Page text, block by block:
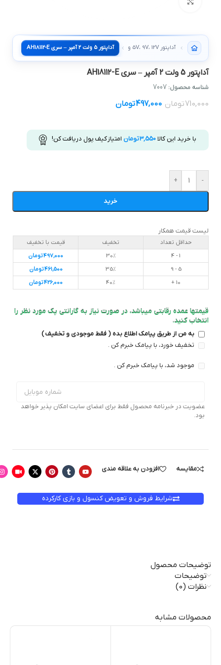
آداپتور 5V، 9V، 12V و بیشتر آداپتور 5 ولت 2 آمپر – سري AH18112-E
آداپتور 5 ولت 2 آمپر – سري AH18112-E
شناسه محصول: 7007
710,000تومان 497,000تومان
با خرید این کالا3,550تومان امتیاز کیف پول دریافت کن!
-
+
خرید
لیست قیمت همکار
حداقل تعداد تخفیف
قیمت با تخفیف
1 - 4
30%
497,000تومان
5 - 9
35%
461,500تومان
10 +
40%
426,000تومان
قیمتها عمده رقابتی میباشد، در صورت نیاز به گارانتی پک مورد نظر را
انتخاب کنید.
به من از طریق پیامک اطلاع بده ( فقط موجودی و تخفیف )
تخفیف خورد، با پیامک خبرم کن .
موجود شد، با پیامک خبرم کن .
عضویت در خبرنامه محصول فقط برای اعضای سایت امکان پذیر خواهد
بود.
مقایسه افزودن به علاقه مندی
شرایط فروش و تعویض کنسول و بازی کارکرده
توضیحات محصول
توضیحات
نظرات (0)
محصولات مشابه